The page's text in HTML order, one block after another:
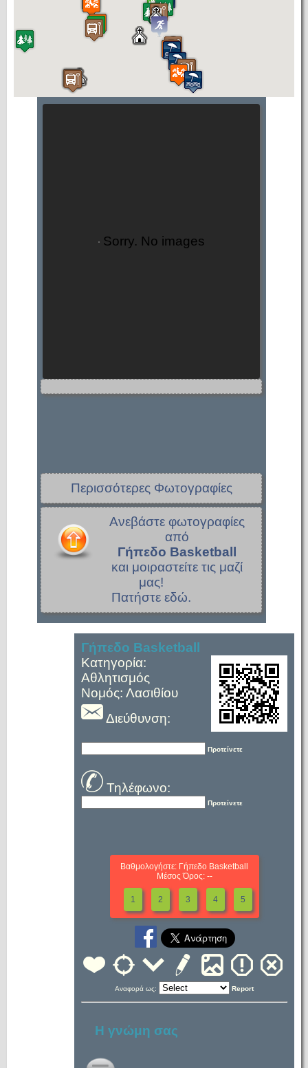
Sorry. No images
Περισσότερες Φωτογραφίες
Ανεβάστε φωτογραφίες
από
Γήπεδο Basketball
και μοιραστείτε τις μαζί
μας!
Πατήστε εδώ.
Γήπεδο Basketball
Κατηγορία:
Αθλητισμός
Νομός: Λασιθίου
Διεύθυνση:
Προτείνετε
Τηλέφωνο:
Προτείνετε
Βαθμολογήστε: Γήπεδο Basketball
Μέσος Όρος: --
1 2 3 4 5
Αναφορά ως: Report
Η γνώμη σας